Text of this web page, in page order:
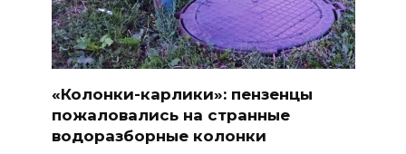
«Колонки-карлики»: пензенцы
пожаловались на странные
водоразборные колонки